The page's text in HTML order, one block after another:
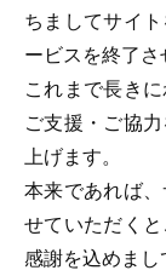
ちましてサイ
ービスを終了さ
これまで長き
ご支援・ご協
上げます。
本来であれば
せていただく
感謝を込めまし